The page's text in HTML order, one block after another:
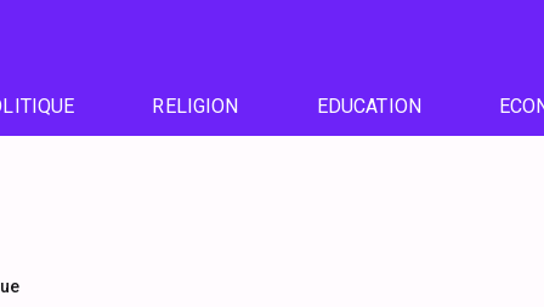
RELIGION EDUCATION